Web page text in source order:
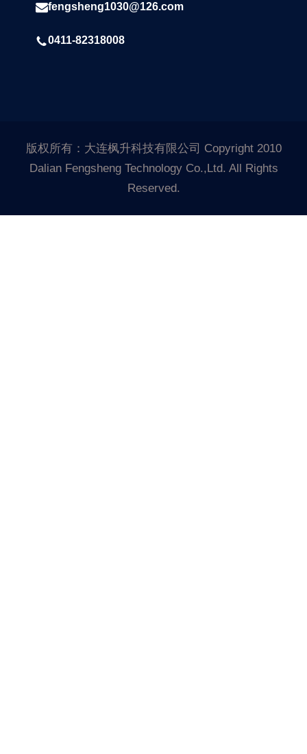
fengsheng1030@126.com
0411-82318008
版权所有：大连枫升科技有限公司 Copyright 2010
Dalian Fengsheng Technology Co.,Ltd. All Rights
Reserved.